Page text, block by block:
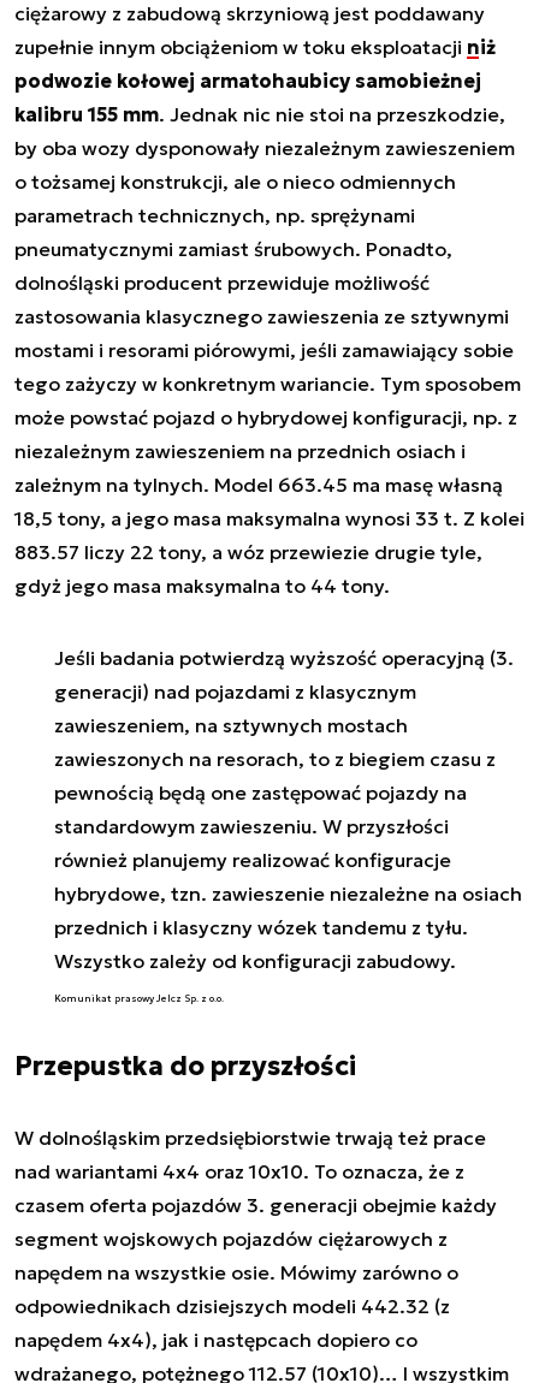
ciężarowy z zabudową skrzyniową jest poddawany
zupełnie innym obciążeniom w toku eksploatacji niż
podwozie kołowej armatohaubicy samobieżnej
kalibru 155 mm. Jednak nic nie stoi na przeszkodzie,
by oba wozy dysponowały niezależnym zawieszeniem
o tożsamej konstrukcji, ale o nieco odmiennych
parametrach technicznych, np. sprężynami
pneumatycznymi zamiast śrubowych. Ponadto,
dolnośląski producent przewiduje możliwość
zastosowania klasycznego zawieszenia ze sztywnymi
mostami i resorami piórowymi, jeśli zamawiający sobie
tego zażyczy w konkretnym wariancie. Tym sposobem
może powstać pojazd o hybrydowej konfiguracji, np. z
niezależnym zawieszeniem na przednich osiach i
zależnym na tylnych. Model 663.45 ma masę własną
18,5 tony, a jego masa maksymalna wynosi 33 t. Z kolei
883.57 liczy 22 tony, a wóz przewiezie drugie tyle,
gdyż jego masa maksymalna to 44 tony.
Jeśli badania potwierdzą wyższość operacyjną (3.
generacji) nad pojazdami z klasycznym
zawieszeniem, na sztywnych mostach
zawieszonych na resorach, to z biegiem czasu z
pewnością będą one zastępować pojazdy na
standardowym zawieszeniu. W przyszłości
również planujemy realizować konfiguracje
hybrydowe, tzn. zawieszenie niezależne na osiach
przednich i klasyczny wózek tandemu z tyłu.
Wszystko zależy od konfiguracji zabudowy.
Komunikat prasowy Jelcz Sp. z o.o.
Przepustka do przyszłości
W dolnośląskim przedsiębiorstwie trwają też prace
nad wariantami 4x4 oraz 10x10. To oznacza, że z
czasem oferta pojazdów 3. generacji obejmie każdy
segment wojskowych pojazdów ciężarowych z
napędem na wszystkie osie. Mówimy zarówno o
odpowiednikach dzisiejszych modeli 442.32 (z
napędem 4x4), jak i następcach dopiero co
wdrażanego, potężnego 112.57 (10x10)… I wszystkim